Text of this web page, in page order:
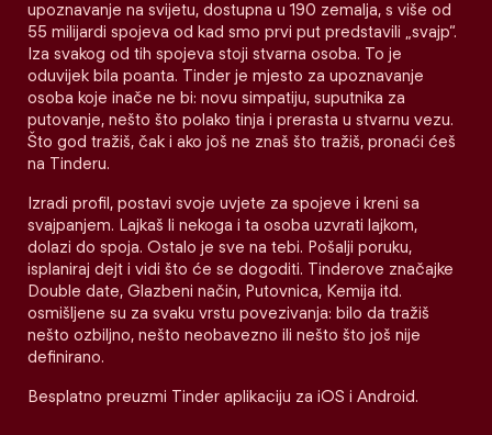
upoznavanje na svijetu, dostupna u 190 zemalja, s više od
55 milijardi spojeva od kad smo prvi put predstavili „svajp“.
Iza svakog od tih spojeva stoji stvarna osoba. To je
oduvijek bila poanta. Tinder je mjesto za upoznavanje
osoba koje inače ne bi: novu simpatiju, suputnika za
putovanje, nešto što polako tinja i prerasta u stvarnu vezu.
Što god tražiš, čak i ako još ne znaš što tražiš, pronaći ćeš
na Tinderu.
Izradi profil, postavi svoje uvjete za spojeve i kreni sa
svajpanjem. Lajkaš li nekoga i ta osoba uzvrati lajkom,
dolazi do spoja. Ostalo je sve na tebi. Pošalji poruku,
isplaniraj dejt i vidi što će se dogoditi. Tinderove značajke
Double date, Glazbeni način, Putovnica, Kemija itd.
osmišljene su za svaku vrstu povezivanja: bilo da tražiš
nešto ozbiljno, nešto neobavezno ili nešto što još nije
definirano.
Besplatno preuzmi Tinder aplikaciju za iOS i Android.